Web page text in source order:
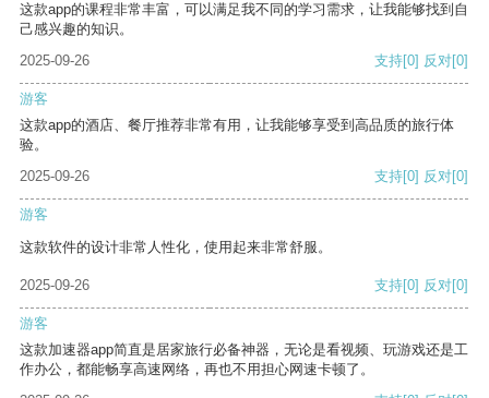
这款app的课程非常丰富，可以满足我不同的学习需求，让我能够找到自
己感兴趣的知识。
2025-09-26
支持[0] 反对[0]
游客
这款app的酒店、餐厅推荐非常有用，让我能够享受到高品质的旅行体
验。
2025-09-26
支持[0] 反对[0]
游客
这款软件的设计非常人性化，使用起来非常舒服。
2025-09-26 支持[0] 反对[0]
游客
这款加速器app简直是居家旅行必备神器，无论是看视频、玩游戏还是工
作办公，都能畅享高速网络，再也不用担心网速卡顿了。